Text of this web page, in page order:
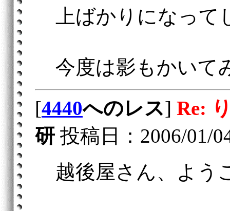
上ばかりになっ
今度は影もかいて
[4440へのレス] Re:
研 投稿日：2006/01/
越後屋さん、よう